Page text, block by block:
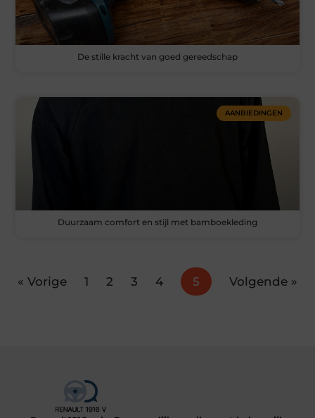
De stille kracht van goed gereedschap
AANBIEDINGEN
Duurzaam comfort en stijl met bamboekleding
« Vorige 1 2 3 4 5 Volgende »